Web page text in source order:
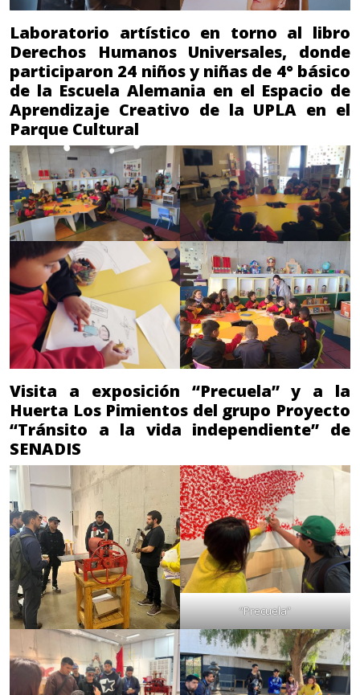
Laboratorio artístico en torno al libro
Derechos Humanos Universales, donde
participaron 24 niños y niñas de 4° básico
de la Escuela Alemania en el Espacio de
Aprendizaje Creativo de la UPLA en el
Parque Cultural
Visita a exposición “Precuela” y a la
Huerta Los Pimientos del grupo Proyecto
“Tránsito a la vida independiente” de
SENADIS
“Precuela”